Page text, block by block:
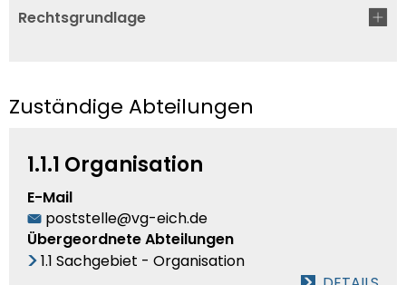
Rechtsgrundlage
Zuständige Abteilungen
1.1.1 Organisation
E-Mail
poststelle@vg-eich.de
Übergeordnete Abteilungen
1.1 Sachgebiet - Organisation